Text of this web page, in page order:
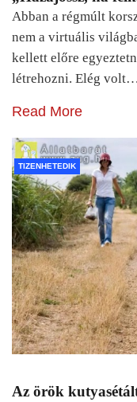
Abban a régmúlt
nem a virtuális
kellett előre
létrehozni. Elég volt…
Read More
TIZENHETEDIK
Az örök